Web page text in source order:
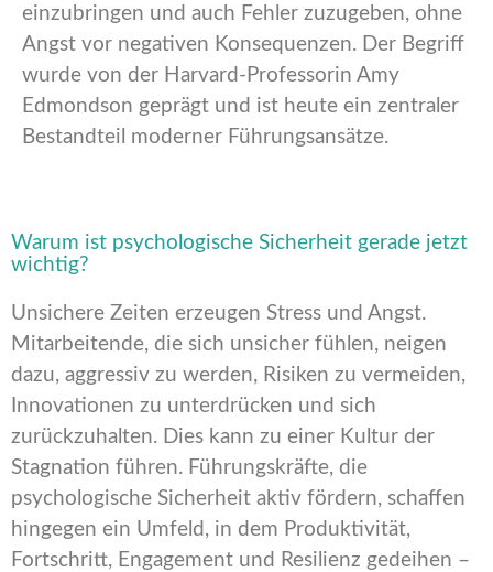
einzubringen und auch Fehler zuzugeben, ohne
Angst vor negativen Konsequenzen. Der Begriff
wurde von der Harvard-Professorin Amy
Edmondson geprägt und ist heute ein zentraler
Bestandteil moderner Führungsansätze.
Warum ist psychologische Sicherheit gerade jetzt
wichtig?
Unsichere Zeiten erzeugen Stress und Angst.
Mitarbeitende, die sich unsicher fühlen, neigen
dazu, aggressiv zu werden, Risiken zu vermeiden,
Innovationen zu unterdrücken und sich
zurückzuhalten. Dies kann zu einer Kultur der
Stagnation führen. Führungskräfte, die
psychologische Sicherheit aktiv fördern, schaffen
hingegen ein Umfeld, in dem Produktivität,
Fortschritt, Engagement und Resilienz gedeihen –